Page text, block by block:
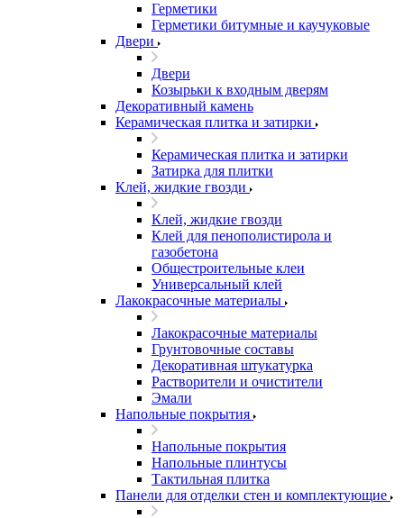
Герметики
Герметики битумные и каучуковые
Двери
Двери
Козырьки к входным дверям
Декоративный камень
Керамическая плитка и затирки
Керамическая плитка и затирки
Затирка для плитки
Клей, жидкие гвозди
Клей, жидкие гвозди
Клей для пенополистирола и
газобетона
Общестроительные клеи
Универсальный клей
Лакокрасочные материалы
Лакокрасочные материалы
Грунтовочные составы
Декоративная штукатурка
Растворители и очистители
Эмали
Напольные покрытия
Напольные покрытия
Напольные плинтусы
Тактильная плитка
Панели для отделки стен и комплектующие